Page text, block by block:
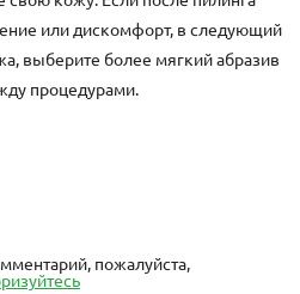
или дискомфорт, в следующий
выберите более мягкий абразив
процедурами.
пожалуйста,